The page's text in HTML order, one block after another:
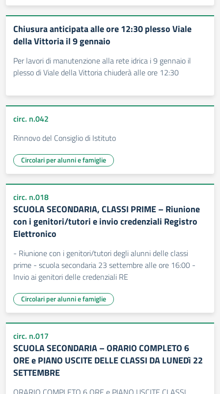
Chiusura anticipata alle ore 12:30 plesso Viale
della Vittoria il 9 gennaio
Per lavori di manutenzione alla rete idrica i 9 gennaio il
plesso di Viale della Vittoria chiuderà alle ore 12:30
circ. n.042
Rinnovo del Consiglio di Istituto
Circolari per alunni e famiglie
circ. n.018
SCUOLA SECONDARIA, CLASSI PRIME – Riunione
con i genitori/tutori e invio credenziali Registro
Elettronico
- Riunione con i genitori/tutori degli alunni delle classi
prime - scuola secondaria 23 settembre alle ore 16:00 -
Invio ai genitori delle credenziali RE
Circolari per alunni e famiglie
circ. n.017
SCUOLA SECONDARIA – ORARIO COMPLETO 6
ORE e PIANO USCITE DELLE CLASSI DA LUNEDì 22
SETTEMBRE